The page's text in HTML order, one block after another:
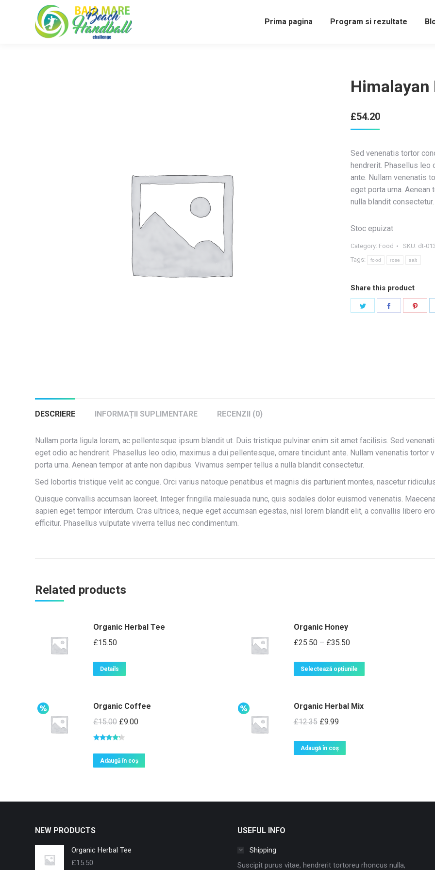
Prima pagina Program si rezultate
Himalayan
£54.20
Sed venenatis tortor
hendrerit. Phasellus leo
ante. Nullam venenatis
eget porta urna.
nulla blandit consectetur.
Stoc epuizat
Category: Food SKU: dt-013
Tags:
food rose salt
Share this product
DESCRIERE INFORMAȚII SUPLIMENTARE RECENZII (0)
Nullam porta ligula lorem, ac pellentesque ipsum blandit ut. Duis tristique pulvinar enim sit amet facilisis. Sed
eget odio ac hendrerit. Phasellus leo odio, maximus a dui pellentesque, ornare tincidunt ante. Nullam venenatis
porta urna. Aenean tempor at ante non dapibus. Vivamus semper tellus a nulla blandit consectetur.
Sed lobortis tristique velit ac congue. Orci varius natoque penatibus et magnis dis parturient montes, nascetur
Quisque convallis accumsan laoreet. Integer fringilla malesuada nunc, quis sodales dolor euismod venenatis.
sapien eget tempor interdum. Cras ultrices, neque eget accumsan egestas, nisl lorem blandit elit, a convallis libero
efficitur. Phasellus vulputate viverra tellus nec condimentum.
Related products
Organic Herbal Tee
£15.50
Details
Organic Honey
£25.50– £35.50
Selectează opțiunile
Organic Coffee
£15.00 £9.00
4.00din 5
Adaugă în coș
Organic Herbal Mix
£12.35 £9.99
Adaugă în coș
NEW PRODUCTS
Organic Herbal Tee
£15.50
USEFUL INFO
Shipping
Suscipit purus vitae, hendrerit tortoreu rhoncus nulla,